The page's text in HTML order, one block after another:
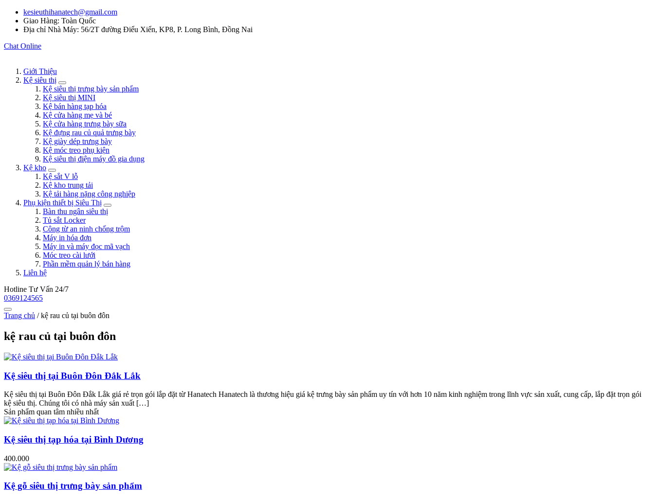
kesieuthihanatech@gmail.com
Giao Hàng: Toàn Quốc
Địa chỉ Nhà Máy: 56/2T đường Điểu Xiển, KP8, P. Long Bình, Đồng Nai
Chat Online
Giới Thiệu
Kệ siêu thị
Kệ siêu thị trưng bày sản phẩm
Kệ siêu thị MINI
Kệ bán hàng tạp hóa
Kệ cửa hàng mẹ và bé
Kệ cửa hàng trưng bày sữa
Kệ đựng rau củ quả trưng bày
Kệ giày dép trưng bày
Kệ móc treo phụ kiện
Kệ siêu thị điện máy đồ gia dụng
Kệ kho
Kệ sắt V lỗ
Kệ kho trung tải
Kệ tải hàng nặng công nghiệp
Phụ kiện thiết bị Siêu Thị
Bàn thu ngân siêu thị
Tủ sắt Locker
Công từ an ninh chống trộm
Máy in hóa đơn
Máy in và máy đọc mã vạch
Móc treo cài lưới
Phần mềm quản lý bán hàng
Liên hệ
Hotline Tư Vấn 24/7
0369124565
Trang chủ /kệ rau củ tại buôn đôn
kệ rau củ tại buôn đôn
Kệ siêu thị tại Buôn Đôn Đắk Lắk
Kệ siêu thị tại Buôn Đôn Đắk Lắk giá rẻ trọn gói lắp đặt từ Hanatech Hanatech là thương hiệu giá kệ trưng bày sản phẩm uy tín với hơn 10 năm kinh nghiệm trong lĩnh vực sản xuất, cung cấp, lắp đặt trọn gói
kệ siêu thị. Chúng tôi có nhà máy sản xuất […]
Sản phẩm quan tâm nhiều nhất
Kệ siêu thị tạp hóa tại Bình Dương
400.000
Kệ gỗ siêu thị trưng bày sản phẩm